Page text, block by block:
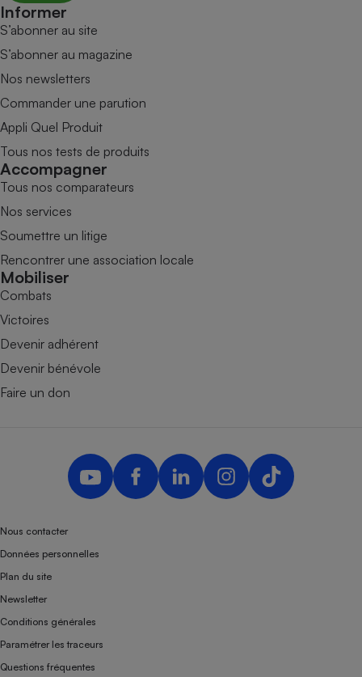
Informer
S’abonner au site
S’abonner au magazine
Nos newsletters
Commander une parution
Appli Quel Produit
Tous nos tests de produits
Accompagner
Tous nos comparateurs
Nos services
Soumettre un litige
Rencontrer une association locale
Mobiliser
Combats
Victoires
Devenir adhérent
Devenir bénévole
Faire un don
Nous contacter
Données personnelles
Plan du site
Newsletter
Conditions générales
Paramétrer les traceurs
Questions fréquentes